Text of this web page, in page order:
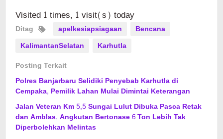
Visited 1 times, 1 visit(s) today
Ditag apelkesiapsiagaan
Bencana
KalimantanSelatan
Karhutla
Posting Terkait
Polres Banjarbaru Selidiki Penyebab Karhutla di
Cempaka, Pemilik Lahan Mulai Dimintai Keterangan
Jalan Veteran Km 5,5 Sungai Lulut Dibuka Pasca Retak
dan Amblas, Angkutan Bertonase 6 Ton Lebih Tak
Diperbolehkan Melintas